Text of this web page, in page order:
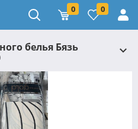
0 0
белья Бязь